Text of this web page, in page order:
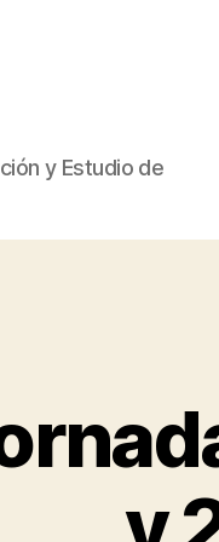
y Estudio de